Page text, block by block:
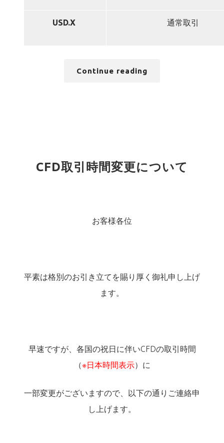
USD.X 通常取引
Continue reading
CFD取引時間変更について
お客様各位
平素は格別のお引き立てを賜り厚く御礼申し上げ
ます。
早速ですが、各国の祝日に伴いCFDの取引時間
（※日本時間表示）に
一部変更がございますので、以下の通りご連絡申
し上げます。